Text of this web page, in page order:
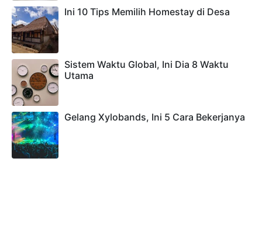
Ini 10 Tips Memilih Homestay di Desa
Sistem Waktu Global, Ini Dia 8 Waktu
Utama
Gelang Xylobands, Ini 5 Cara Bekerjanya